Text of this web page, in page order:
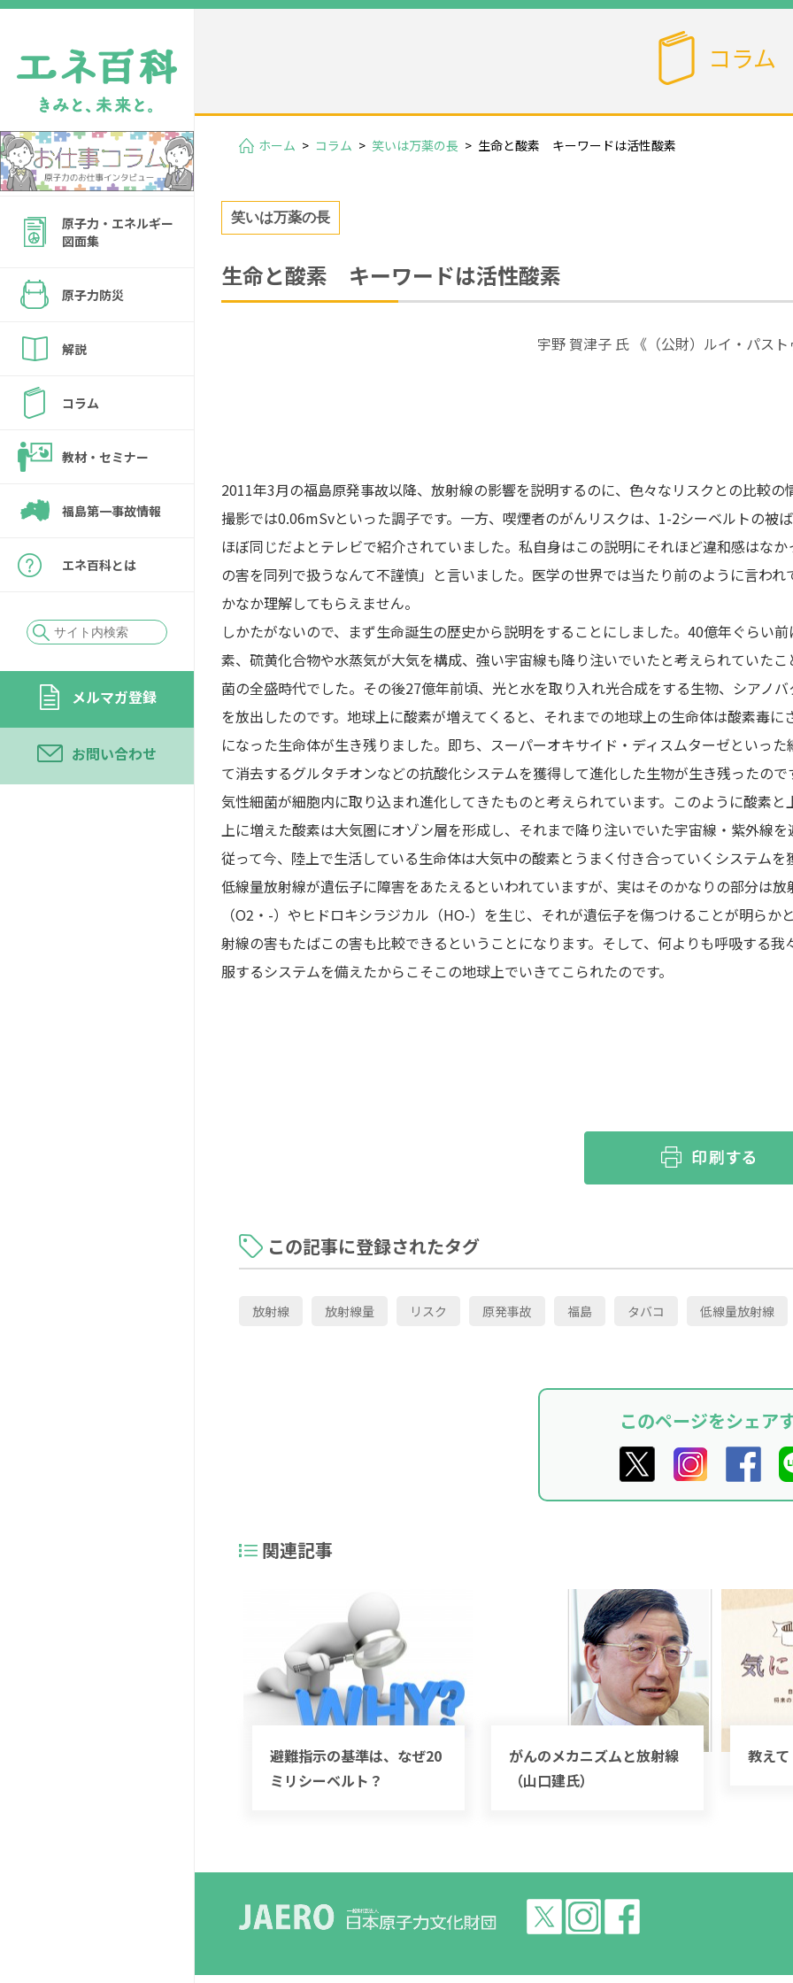
原子力・エネルギー
図面集
原子力防災
解説
コラム
教材・セミナー
福島第一事故情報
エネ百科とは
メルマガ登録
お問い合わせ
コラム
ホーム > コラム > 笑いは万薬の長 > 生命と酸素 キーワードは活性酸素
笑いは万薬の長
生命と酸素 キーワードは活性酸素
宇野 賀津子 氏 《（公財）ルイ・パス
2011年3月の福島原発事故以降、放射線の影響を説明するのに、色々なリスクとの比較
撮影では0.06mSvといった調子です。一方、喫煙者のがんリスクは、1-2シーベルトの被
ほぼ同じだよとテレビで紹介されていました。私自身はこの説明にそれほど違和感はな
の害を同列で扱うなんて不謹慎」と言いました。医学の世界では当たり前のように言わ
かなか理解してもらえません。
しかたがないので、まず生命誕生の歴史から説明をすることにしました。40億年ぐらい
素、硫黄化合物や水蒸気が大気を構成、強い宇宙線も降り注いでいたと考えられていた
菌の全盛時代でした。その後27億年前頃、光と水を取り入れ光合成をする生物、シアノ
を放出したのです。地球上に酸素が増えてくると、それまでの地球上の生命体は酸素毒
になった生命体が生き残りました。即ち、スーパーオキサイド・ディスムターゼといっ
て消去するグルタチオンなどの抗酸化システムを獲得して進化した生物が生き残ったの
気性細菌が細胞内に取り込まれ進化してきたものと考えられています。このように酸素
上に増えた酸素は大気圏にオゾン層を形成し、それまで降り注いでいた宇宙線・紫外線
従って今、陸上で生活している生命体は大気中の酸素とうまく付き合っていくシステムを
低線量放射線が遺伝子に障害をあたえるといわれていますが、実はそのかなりの部分は
（O2・-）やヒドロキシラジカル（HO-）を生じ、それが遺伝子を傷つけることが明ら
射線の害もたばこの害も比較できるということになります。そして、何よりも呼吸する
服するシステムを備えたからこそこの地球上でいきてこられたのです。
この記事に登録されたタグ
放射線 放射線量 リスク 原発事故 福島 タバコ 低線量放射線
このページをシェア
関連記事
避難指示の基準は、なぜ20
ミリシーベルト？
がんのメカニズムと放射線
（山口建氏）
教え